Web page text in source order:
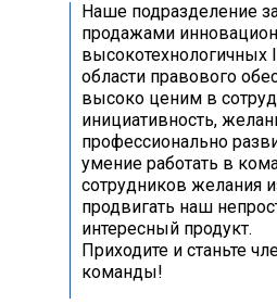
Наше подразделение
продажами
высокотехнологичных
области правового
высоко ценим в
инициативность,
профессионально
умение работать в
сотрудников желания
продвигать наш
интересный продукт.
Приходите и станьте
команды!